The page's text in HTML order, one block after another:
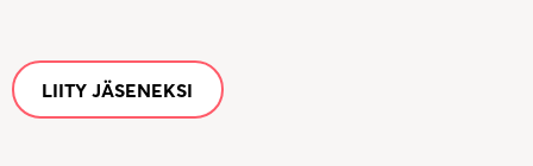
LIITY JÄSENEKSI